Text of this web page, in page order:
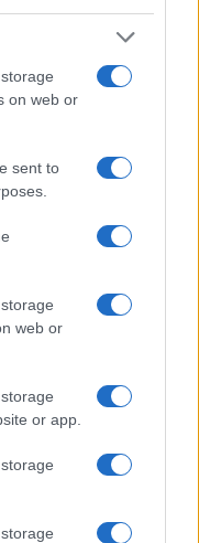
on web or
sent to
web or
or app.